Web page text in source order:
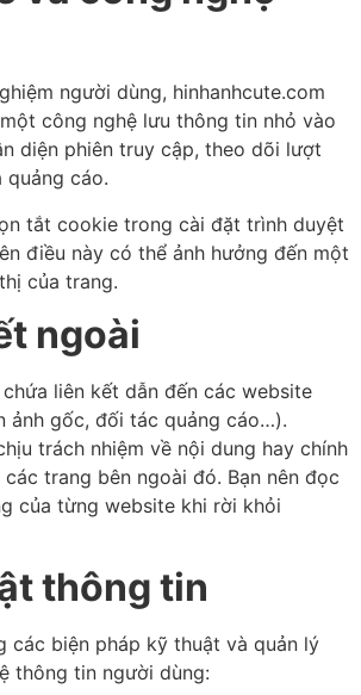
người dùng, hinhanhcute.com
công nghệ lưu thông tin nhỏ vào
diện phiên truy cập, theo dõi lượt
quảng cáo.
tắt cookie trong cài đặt trình duyệt
điều này có thể ảnh hưởng đến một
của trang.
ngoài
liên kết dẫn đến các website
ảnh gốc, đối tác quảng cáo…).
trách nhiệm về nội dung hay chính
trang bên ngoài đó. Bạn nên đọc
của từng website khi rời khỏi
thông tin
các biện pháp kỹ thuật và quản lý
thông tin người dùng: